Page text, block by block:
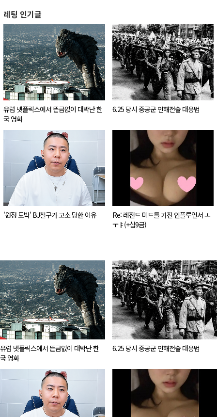
레팅 인기글
유럽 넷플릭스에서 뜬금없이 대박난 한
국 영화
6.25 당시 중공군 인해전술 대응법
'원정 도박' BJ철구가 고소 당한 이유
Re: 레전드 미드를 가진 인플루언서 ㅗ
ㅜㅑ(+십9금)
유럽 넷플릭스에서 뜬금없이 대박난 한
국 영화
6.25 당시 중공군 인해전술 대응법